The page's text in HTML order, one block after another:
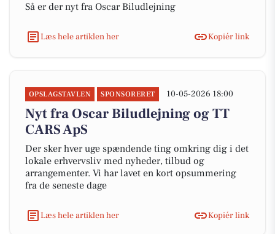
Så er der nyt fra Oscar Biludlejning
Læs hele artiklen her Kopiér link
OPSLAGSTAVLEN SPONSORERET 10-05-2026 18:00
Nyt fra Oscar Biludlejning og TT
CARS ApS
Der sker hver uge spændende ting omkring dig i det
lokale erhvervsliv med nyheder, tilbud og
arrangementer. Vi har lavet en kort opsummering
fra de seneste dage
Læs hele artiklen her Kopiér link